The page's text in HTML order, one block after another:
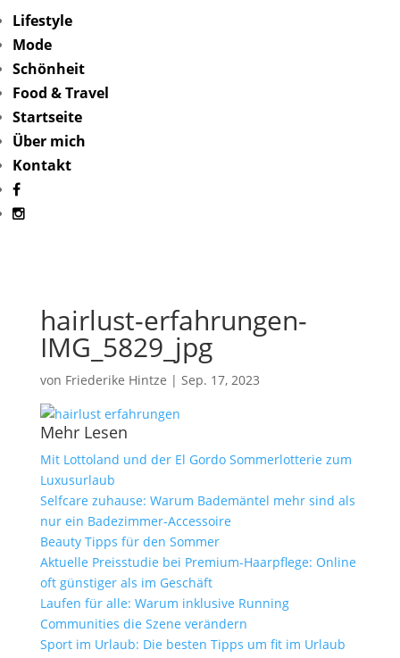
Lifestyle
Mode
Schönheit
Food & Travel
Startseite
Über mich
Kontakt
hairlust-erfahrungen-
IMG_5829_jpg
von Friederike Hintze | Sep. 17, 2023
Mehr Lesen
Mit Lottoland und der El Gordo Sommerlotterie zum
Luxusurlaub
Selfcare zuhause: Warum Bademäntel mehr sind als
nur ein Badezimmer-Accessoire
Beauty Tipps für den Sommer
Aktuelle Preisstudie bei Premium-Haarpflege: Online
oft günstiger als im Geschäft
Laufen für alle: Warum inklusive Running
Communities die Szene verändern
Sport im Urlaub: Die besten Tipps um fit im Urlaub